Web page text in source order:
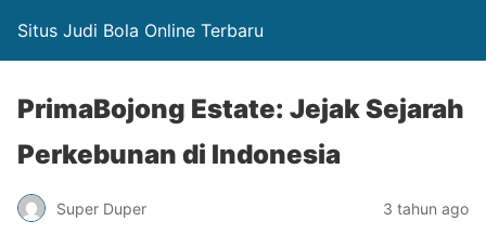
Situs Judi Bola Online Terbaru
PrimaBojong Estate: Jejak Sejarah
Perkebunan di Indonesia
Super Duper 3 tahun ago